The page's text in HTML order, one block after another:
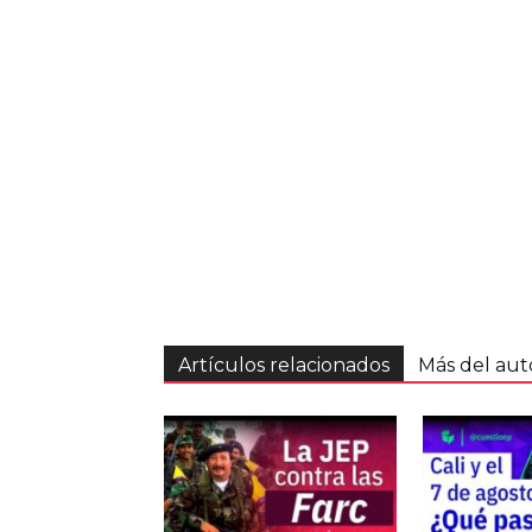
Artículos relacionados Más del